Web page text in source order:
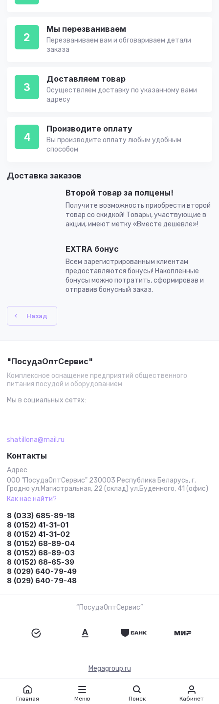
2
Мы перезваниваем
Перезваниваем вам и обговариваем детали
заказа
3
Доставляем товар
Осуществляем доставку по указанному вами
адресу
4
Производите оплату
Вы производите оплату любым удобным
способом
Доставка заказов
Второй товар за полцены!
Получите возможность приобрести второй
товар со скидкой! Товары, участвующие в
акции, имеют метку «Вместе дешевле»!
EXTRA бонус
Всем зарегистрированным клиентам
предоставляются бонусы! Накопленные
бонусы можно потратить, сформировав и
отправив бонусный заказ.
Назад
"ПосудаОптСервис"
Комплексное оснащение предприятий общественного
питания посудой и оборудованием
Мы в социальных сетях:
shatillona@mail.ru
Контакты
Адрес
ООО "ПосудаОптСервис" 230003 Республика Беларусь, г.
Гродно ул.Магистральная, 22 (склад) ул.Буденного, 41 (офис)
Как нас найти?
8 (033) 685-89-18
8 (0152) 41-31-01
8 (0152) 41-31-02
8 (0152) 68-89-04
8 (0152) 68-89-03
8 (0152) 68-65-39
8 (029) 640-79-49
8 (029) 640-79-48
“ПосудаОптСервис”
Megagroup.ru
Главная Меню Поиск Кабинет